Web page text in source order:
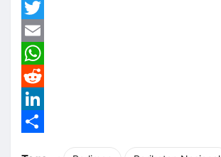
Facebook
Twitter
Email
WhatsApp
Reddit
LinkedIn